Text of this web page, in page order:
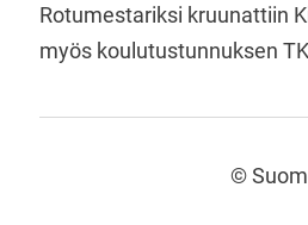
Rotumestariksi kruunattiin
myös koulutustunnuksen
©